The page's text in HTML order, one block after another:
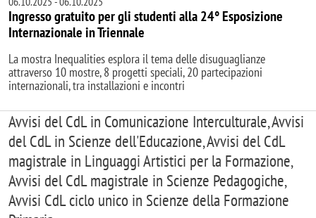
Ingresso gratuito per gli studenti alla 24° Esposizione
Internazionale in Triennale
La mostra Inequalities esplora il tema delle disuguaglianze
attraverso 10 mostre, 8 progetti speciali, 20 partecipazioni
internazionali, tra installazioni e incontri
Avvisi del CdL in Comunicazione Interculturale, Avvisi
del CdL in Scienze dell'Educazione, Avvisi del CdL
magistrale in Linguaggi Artistici per la Formazione,
Avvisi del CdL magistrale in Scienze Pedagogiche,
Avvisi CdL ciclo unico in Scienze della Formazione